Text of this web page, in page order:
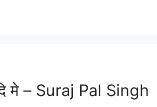
मे – Suraj Pal Singh